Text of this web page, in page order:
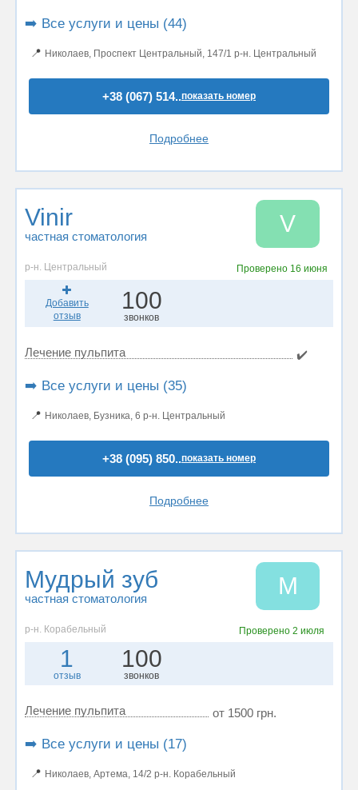
➡️ Все услуги и цены (44)
📍 Николаев, Проспект Центральный, 147/1 р-н. Центральный
+38 (067) 514..показать номер
Подробнее
Vinir
частная стоматология V
р-н. Центральный Проверено 16 июня
Добавить
отзыв
100
звонков
Лечение пульпита ✔️
➡️ Все услуги и цены (35)
📍 Николаев, Бузника, 6 р-н. Центральный
+38 (095) 850..показать номер
Подробнее
Мудрый зуб
частная стоматология М
р-н. Корабельный Проверено2 июля
1
отзыв
100
звонков
Лечение пульпита от 1500 грн.
➡️ Все услуги и цены (17)
📍 Николаев, Артема, 14/2 р-н. Корабельный